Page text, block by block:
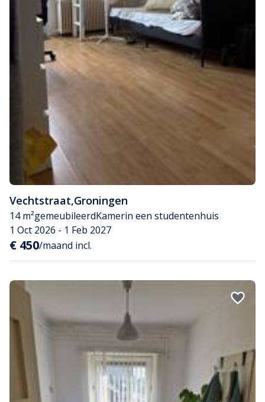
Vechtstraat,Groningen
14 m²gemeubileerdKamerin een studentenhuis
1 Oct 2026 - 1 Feb 2027
€ 450/maand incl.